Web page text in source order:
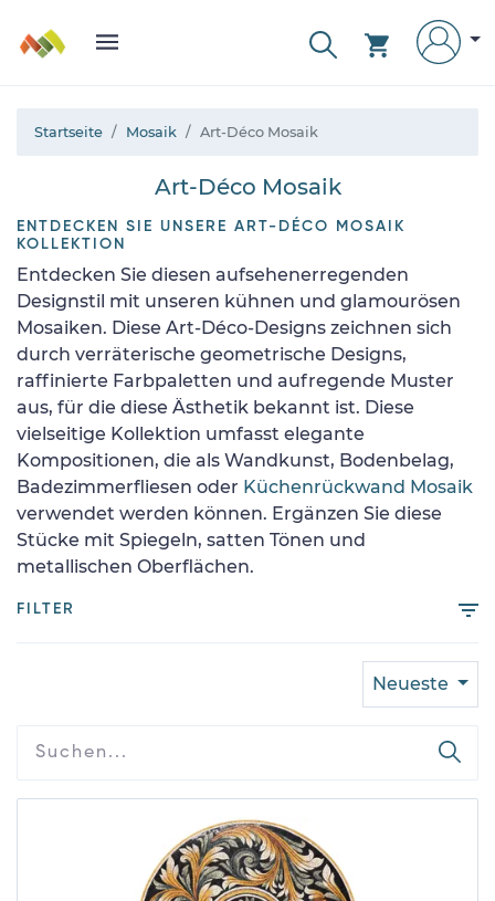
Startseite Mosaik Art-Déco Mosaik
Art-Déco Mosaik
ENTDECKEN SIE UNSERE ART-DÉCO MOSAIK
KOLLEKTION
Entdecken Sie diesen aufsehenerregenden
Designstil mit unseren kühnen und glamourösen
Mosaiken. Diese Art-Déco-Designs zeichnen sich
durch verräterische geometrische Designs,
raffinierte Farbpaletten und aufregende Muster
aus, für die diese Ästhetik bekannt ist. Diese
vielseitige Kollektion umfasst elegante
Kompositionen, die als Wandkunst, Bodenbelag,
Badezimmerfliesen oder Küchenrückwand Mosaik
verwendet werden können. Ergänzen Sie diese
Stücke mit Spiegeln, satten Tönen und
metallischen Oberflächen.
FILTER
Neueste